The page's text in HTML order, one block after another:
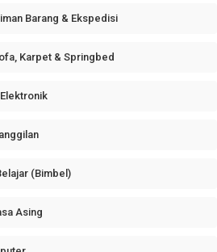
Barang & Ekspedisi
Karpet & Springbed
(Bimbel)
Asing